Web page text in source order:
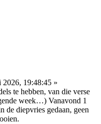
2026, 19:48:45 »
te hebben, van die verse
week…) Vanavond 1
de diepvries gedaan, geen